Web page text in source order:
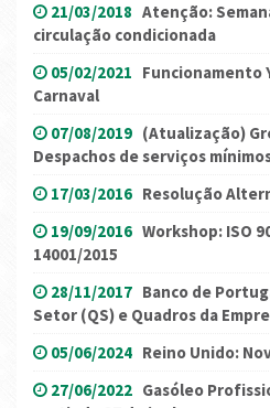
21/03/2018 Atenção:
circulação condicionada
05/02/2021 Funcionamento
Carnaval
07/08/2019 (Atualização)
Despachos de serviços
17/03/2016 Resolução
19/09/2016 Workshop: ISO
14001/2015
28/11/2017 Banco de
Setor (QS) e Quadros da
05/06/2024 Reino Unido:
27/06/2022 Gasóleo